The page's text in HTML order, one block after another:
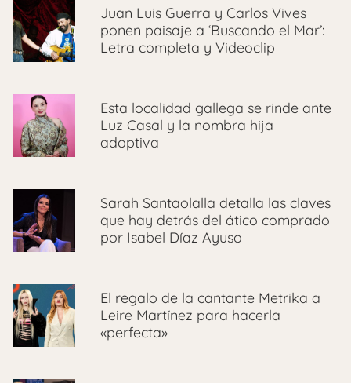
Juan Luis Guerra y Carlos Vives
ponen paisaje a ‘Buscando el Mar’:
Letra completa y Videoclip
Esta localidad gallega se rinde ante
Luz Casal y la nombra hija
adoptiva
Sarah Santaolalla detalla las claves
que hay detrás del ático comprado
por Isabel Díaz Ayuso
El regalo de la cantante Metrika a
Leire Martínez para hacerla
«perfecta»